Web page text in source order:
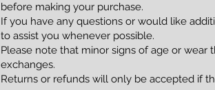
before making your purchase.
If you have any questions or would like
to assist you whenever possible.
Please note that minor signs of age or
exchanges.
Returns or refunds will only be accepted if